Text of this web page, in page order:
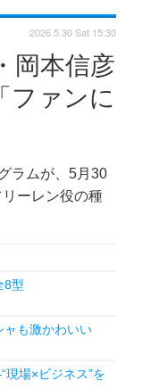
岡本信彦
ファンに
ラムが、5月30
ーレン役の種
2026.5.30 Sat 15:30
8型
ャも激かわいい
場×ビジネス”を